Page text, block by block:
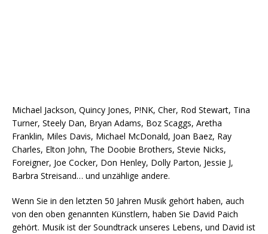
Michael Jackson, Quincy Jones, P!NK, Cher, Rod Stewart, Tina
Turner, Steely Dan, Bryan Adams, Boz Scaggs, Aretha
Franklin, Miles Davis, Michael McDonald, Joan Baez, Ray
Charles, Elton John, The Doobie Brothers, Stevie Nicks,
Foreigner, Joe Cocker, Don Henley, Dolly Parton, Jessie J,
Barbra Streisand… und unzählige andere.
Wenn Sie in den letzten 50 Jahren Musik gehört haben, auch
von den oben genannten Künstlern, haben Sie David Paich
gehört. Musik ist der Soundtrack unseres Lebens, und David ist